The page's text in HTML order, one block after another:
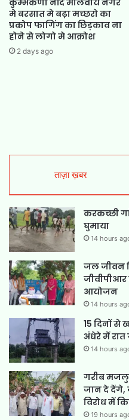
मे बरसात मे बढ़ा मच्छरो का
प्रकोप फागिंग का छिड़काव ना
होने से लोगो मे आक्रोश
2 days ago
ताज़ा ख़बर
करकच्छी
घुमाया
14 hours
जल जीवन
जीवीपीआर
आयोजन
14 hours
15 दिनों से
अंधेरे में रात
14 hours
गरीब
जान दे देंगे,
विरोध में
19 hours